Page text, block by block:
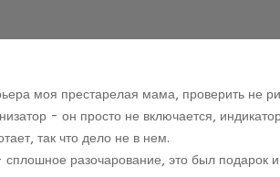
моя престарелая мама, проверить не
- он просто не включается,
так что дело не в нем.
разочарование, это был подарок